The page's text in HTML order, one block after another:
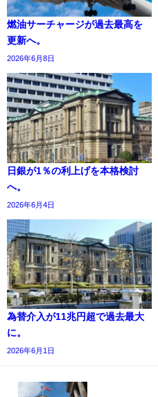
燃油サーチャージが過去最高を
更新へ。
2026年6月8日
日銀が1％の利上げを本格検討
へ。
2026年6月4日
為替介入が11兆円超で過去最大
に。
2026年6月1日